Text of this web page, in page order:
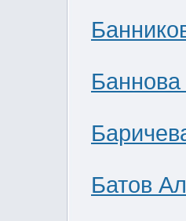
Батов